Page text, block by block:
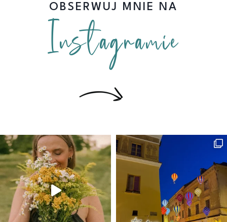
OBSERWUJ MNIE NA
Instagramie